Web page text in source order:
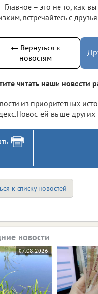
Главное – это не то, как
встречайтесь с
← Вернуться к
новостям
читать наши новости
из приоритетных
выше других
к списку новостей
новости
07.08.2026